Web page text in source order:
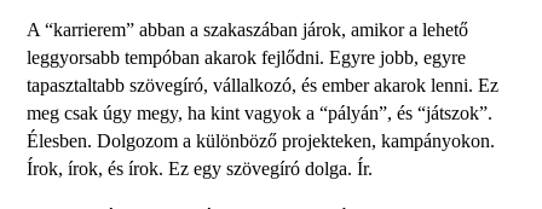
A “karrierem” abban a szakaszában járok, amikor a lehető
leggyorsabb tempóban akarok fejlődni. Egyre jobb, egyre
tapasztaltabb szövegíró, vállalkozó, és ember akarok lenni. Ez
meg csak úgy megy, ha kint vagyok a “pályán”, és “játszok”.
Élesben. Dolgozom a különböző projekteken, kampányokon.
Írok, írok, és írok. Ez egy szövegíró dolga. Ír.